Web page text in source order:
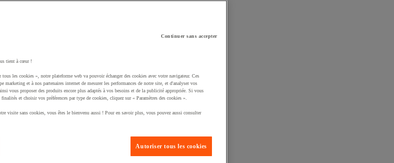
à votre panier :
Continuer sans accepter
tient à cœur !
les cookies », notre plateforme web va pouvoir échanger des cookies avec votre navigateur. Ces
marketing et à nos partenaires internet de mesurer les performances de notre site, et d'analyser vos
vous proposer des produits encore plus adaptés à vos besoins et de la publicité appropriée. Si vous
et choisir vos préférences par type de cookies, cliquez sur « Paramètres des cookies ».
visite sans cookies, vous êtes le bienvenu aussi ! Pour en savoir plus, vous pouvez aussi consulter
Autoriser tous les cookies